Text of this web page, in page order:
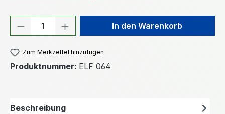
Produkt Anzahl: Gib denIn den Warenkorb
Zum Merkzettel hinzufügen
Produktnummer: ELF 064
Beschreibung